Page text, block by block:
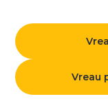
Vreau